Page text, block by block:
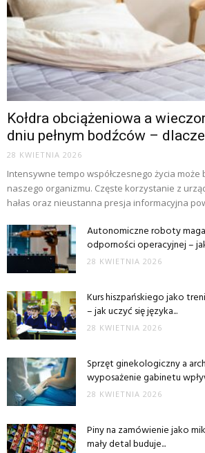
Kołdra obciążeniowa a
dniu pełnym bodźców –
28 KWIETNIA 2026
Intensywne tempo współczesnego życia może
naszego organizmu. Częste korzystanie z
hałas oraz nieustanna presja informacyjna
Autonomiczne roboty
odporności operacyjnej –
28 KWIETNIA 2026
Kurs hiszpańskiego jako
– jak uczyć się języka...
28 KWIETNIA 2026
Sprzęt ginekologiczny a
wyposażenie gabinetu
28 KWIETNIA 2026
Piny na zamówienie jako
mały detal buduje...